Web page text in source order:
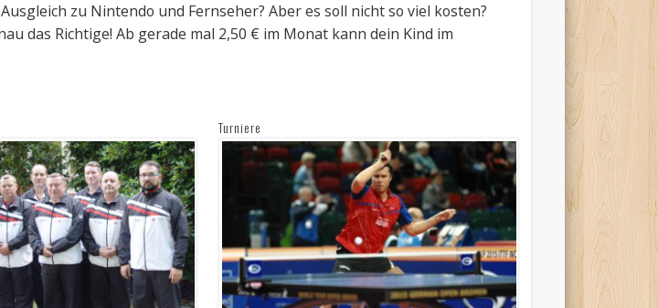
zu Nintendo und Fernseher? Aber es soll nicht so viel kosten?
das Richtige! Ab gerade mal 2,50 € im Monat kann dein Kind im
Turniere